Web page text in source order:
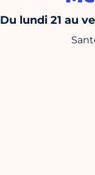
Du lundi 21 au